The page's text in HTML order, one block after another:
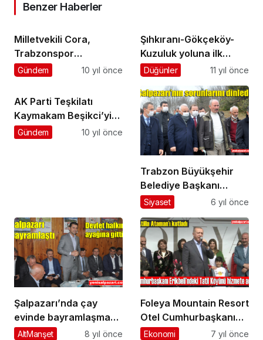
Benzer Haberler
Milletvekili Cora,
Trabzonspor
kafilesiyle
etti
Gündem 10 yıl önce
Şıhkıranı-Gökçeköy-
Kuzuluk yoluna ilk
beton dökülmeye
Düğünler 11 yıl önce
AK Parti Teşkilatı
Kaymakam Beşikci’yi
ziyaret etti
Gündem 10 yıl önce
Trabzon Büyükşehir
Belediye Başkanı
Murat Zorluoğlu
ziyaretlerde bulundu
Siyaset 6 yıl önce
Şalpazarı’nda çay
evinde bayramlaşma
programı
AltManşet 8 yıl önce
Foleya Mountain Resort
Otel Cumhurbaşkanı
Erdoğan’ın katıldığı
Ekonomi 7 yıl önce